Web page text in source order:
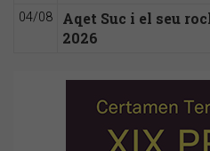
04/08
Aqet Suc i el seu
2026